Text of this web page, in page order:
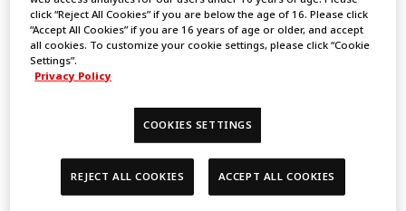
ชื่อเรื่องที่มี
จำหน่าย
สำหรับ
click “Reject All Cookies” if you are below the age of 16. Please click
“Accept All Cookies” if you are 16 years of age or older, and accept
all cookies. To customize your cookie settings, please click “Cookie
Settings”.
Privacy Policy
COOKIES SETTINGS
REJECT ALL COOKIES ACCEPT ALL COOKIES